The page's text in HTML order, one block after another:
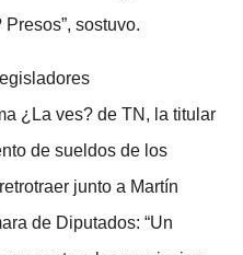
sostuvo.
¿La ves? de TN, la titular
de sueldos de los
junto a Martín
de Diputados: “Un